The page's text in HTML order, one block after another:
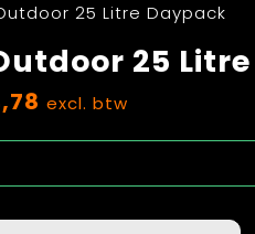
25 Litre Daypack
25
excl. btw